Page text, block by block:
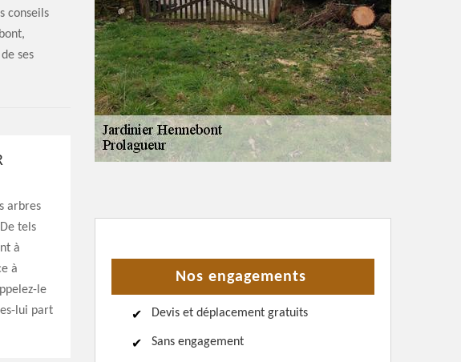
conseils
ses
arbres
tels
à
à
le
lui part
Nos engagements
Devis et déplacement gratuits
Sans engagement